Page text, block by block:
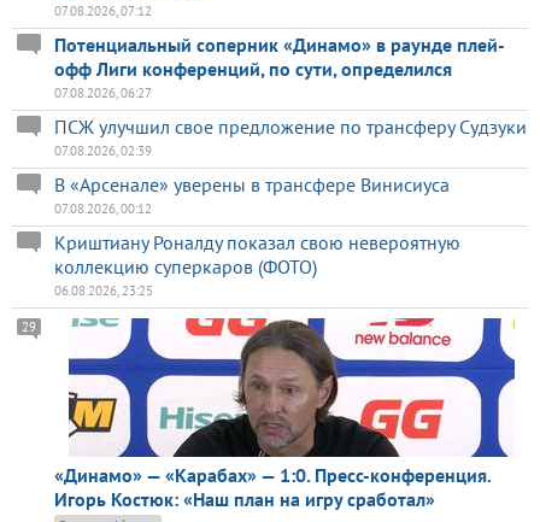
07.08.2026, 07:12
Потенциальный соперник «Динамо» в раунде плей-
офф Лиги конференций, по сути, определился
07.08.2026, 06:27
ПСЖ улучшил свое предложение по трансферу Судзуки
07.08.2026, 02:39
В «Арсенале» уверены в трансфере Винисиуса
07.08.2026, 00:12
Криштиану Роналду показал свою невероятную
коллекцию суперкаров (ФОТО)
06.08.2026, 23:25
«Динамо» — «Карабах» — 1:0. Пресс-конференция.
Игорь Костюк: «Наш план на игру сработал»
29